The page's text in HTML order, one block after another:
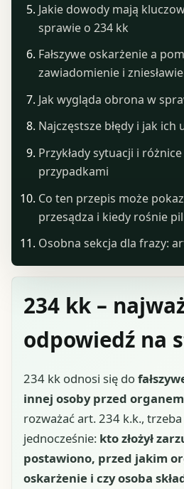
234 kk –
odpowiedź na
234 kk odnosi się do
innej osoby przed organem
rozważać art. 234 k.k.,
jednocześnie: kto złożył
postawiono, przed jakim
oskarżenie i czy osoba
Jakie dowody mają
sprawie o 234 kk
Fałszywe oskarżenie a
zawiadomienie i
Jak wygląda obrona w
Najczęstsze błędy i jak ich
Przykłady sytuacji i
przypadkami
Co ten przepis może
przesądza i kiedy rośnie
Osobna sekcja dla frazy: